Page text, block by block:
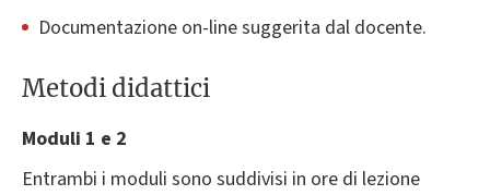
Documentazione on-line suggerita dal docente.
Metodi didattici
Moduli 1 e 2
Entrambi i moduli sono suddivisi in ore di lezione